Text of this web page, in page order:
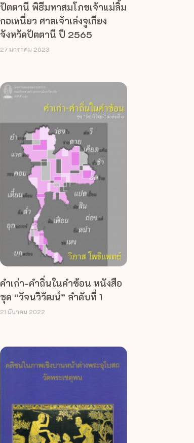
ปัตตานี พิธีมหาสมโภชเจ้าแม่ลิ้ม
กอเหนี่ยว ศาลเจ้าเล่งจูเกียง
จังหวัดปัตตานี ปี 2565
27 มกราคม 2023
คำเก่า-คำถิ่นในคำซ้อน หนังสือ
ชุด “วัจนวิวัฒน์” ลำดับที่ 1
21 มีนาคม 2022